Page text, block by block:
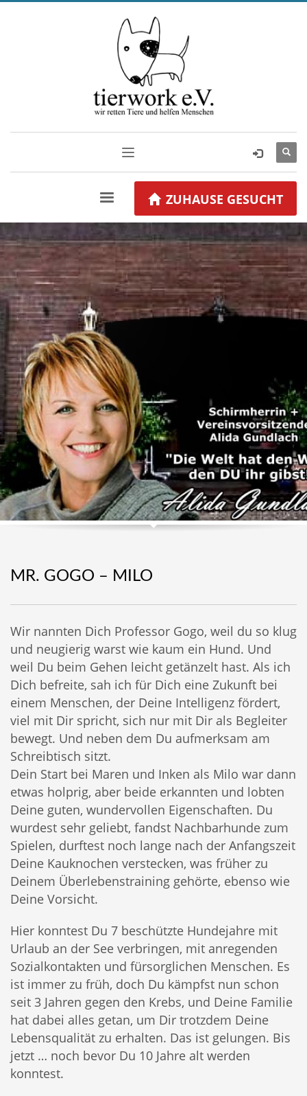
ZUHAUSE GESUCHT
MR. GOGO – MILO
Wir nannten Dich Professor Gogo, weil du so klug
und neugierig warst wie kaum ein Hund. Und
weil Du beim Gehen leicht getänzelt hast. Als ich
Dich befreite, sah ich für Dich eine Zukunft bei
einem Menschen, der Deine Intelligenz fördert,
viel mit Dir spricht, sich nur mit Dir als Begleiter
bewegt. Und neben dem Du aufmerksam am
Schreibtisch sitzt.
Dein Start bei Maren und Inken als Milo war dann
etwas holprig, aber beide erkannten und lobten
Deine guten, wundervollen Eigenschaften. Du
wurdest sehr geliebt, fandst Nachbarhunde zum
Spielen, durftest noch lange nach der Anfangszeit
Deine Kauknochen verstecken, was früher zu
Deinem Überlebenstraining gehörte, ebenso wie
Deine Vorsicht.
Hier konntest Du 7 beschützte Hundejahre mit
Urlaub an der See verbringen, mit anregenden
Sozialkontakten und fürsorglichen Menschen. Es
ist immer zu früh, doch Du kämpfst nun schon
seit 3 Jahren gegen den Krebs, und Deine Familie
hat dabei alles getan, um Dir trotzdem Deine
Lebensqualität zu erhalten. Das ist gelungen. Bis
jetzt … noch bevor Du 10 Jahre alt werden
konntest.